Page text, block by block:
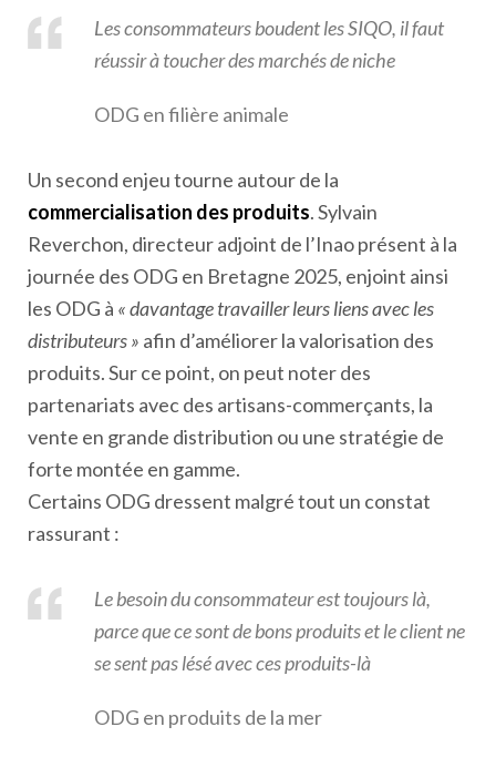
Les consommateurs boudent les SIQO, il faut
réussir à toucher des marchés de niche
ODG en filière animale
Un second enjeu tourne autour de la
commercialisation des produits. Sylvain
Reverchon, directeur adjoint de l’Inao présent à la
journée des ODG en Bretagne 2025, enjoint ainsi
les ODG à « davantage travailler leurs liens avec les
distributeurs » afin d’améliorer la valorisation des
produits. Sur ce point, on peut noter des
partenariats avec des artisans-commerçants, la
vente en grande distribution ou une stratégie de
forte montée en gamme.
Certains ODG dressent malgré tout un constat
rassurant :
Le besoin du consommateur est toujours là,
parce que ce sont de bons produits et le client ne
se sent pas lésé avec ces produits-là
ODG en produits de la mer